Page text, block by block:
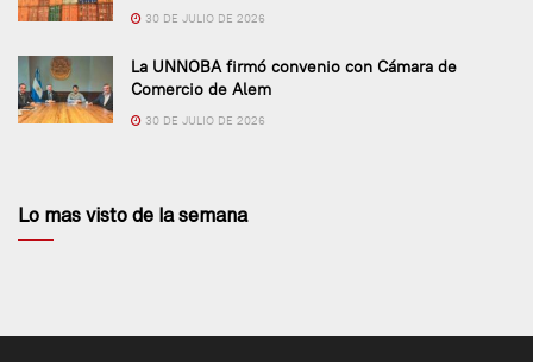
30 DE JULIO DE 2026
La UNNOBA firmó convenio con Cámara de
Comercio de Alem
30 DE JULIO DE 2026
Lo mas visto de la semana